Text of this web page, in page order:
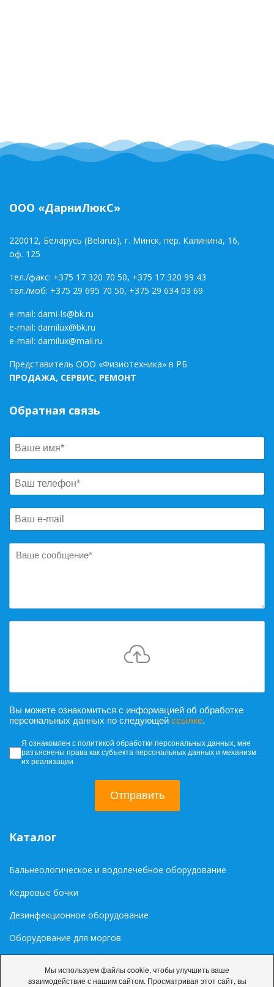
Мы используем файлы cookie, чтобы улучшить ваше
взаимодействие с нашим сайтом. Просматривая этот сайт, вы
ООО «ДарниЛюкС»
220012, Беларусь (Belarus), г. Минск, пер. Калинина, 16,
оф. 125
тел./факс: +375 17 320 70 50, +375 17 320 99 43
тел./моб: +375 29 695 70 50, +375 29 634 03 69
e-mail: darni-ls@bk.ru
e-mail: darnilux@bk.ru
e-mail: darnilux@mail.ru
Представитель ООО «Физиотехника» в РБ
ПРОДАЖА, СЕРВИС, РЕМОНТ
Обратная связь
Вы можете ознакомиться с информацией об обработке
персональных данных по следующей ссылке.
Согласие на обработку персональных
Я ознакомлен с политикой обработки персональных данных, мне
разъяснены права как субъекта персональных данных и механизм
их реализации.
Отправить
Каталог
Бальнеологическое и водолечебное оборудование
Кедровые бочки
Дезинфекционное оборудование
Оборудование для моргов
Палитра цветов RAL